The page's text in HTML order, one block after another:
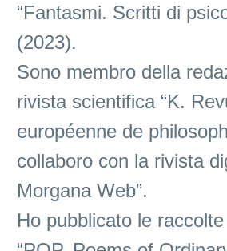
“Fantasmi. Scritti di
(2023).
Sono membro della
rivista scientifica “K.
européenne de
collaboro con la rivista
Morgana Web”.
Ho pubblicato le